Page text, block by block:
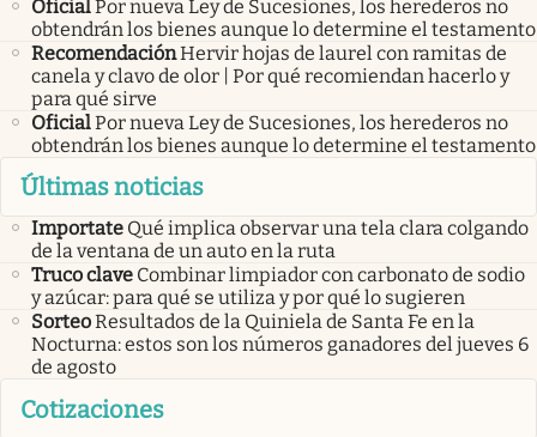
OficialPor nueva Ley de Sucesiones, los herederos no
obtendrán los bienes aunque lo determine el testamento
RecomendaciónHervir hojas de laurel con ramitas de
canela y clavo de olor | Por qué recomiendan hacerlo y
para qué sirve
OficialPor nueva Ley de Sucesiones, los herederos no
obtendrán los bienes aunque lo determine el testamento
Últimas noticias
Importate Qué implica observar una tela clara colgando
de la ventana de un auto en la ruta
Truco clave Combinar limpiador con carbonato de sodio
y azúcar: para qué se utiliza y por qué lo sugieren
SorteoResultados de la Quiniela de Santa Fe en la
Nocturna: estos son los números ganadores del jueves 6
de agosto
Cotizaciones